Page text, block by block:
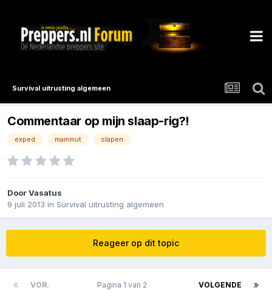
Survival uitrusting algemeen
Commentaar op mijn slaap-rig?!
exped mammut slapen
DoorVasatus
9 juli 2013 in Survival uitrusting algemeen
Reageer op dit topic
VOR. VOLGENDE
Pagina 1 van 2